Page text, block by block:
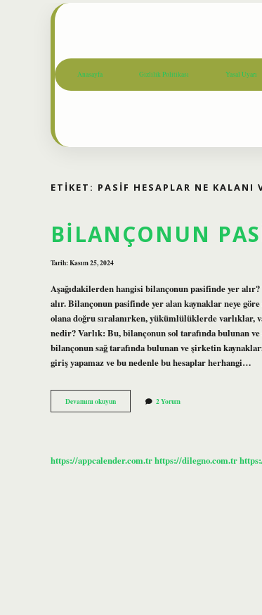
Anasayfa Gizlilik Politikası Yasal Uyarı
ETIKET: PASIF HESAPLAR NE KALANI
BILANÇONUN
Tarih: Kasım 25, 2024
Aşağıdakilerden hangisi bilançonun pasifinde yer
alır. Bilançonun pasifinde yer alan kaynaklar neye
olana doğru sıralanırken, yükümlülüklerde varlıklar,
nedir? Varlık: Bu, bilançonun sol tarafında bulunan
bilançonun sağ tarafında bulunan ve şirketin
giriş yapamaz ve bu nedenle bu hesaplar herhangi…
Devamını okuyunBilançonun
Pasifinde
2 Yorum
https://appcalender.com.trhttps://dilegno.com.tr